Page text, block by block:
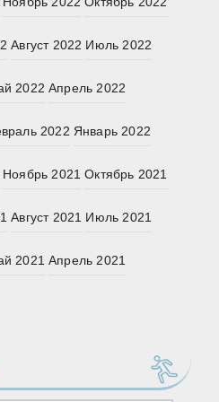
Август 2022 Июль 2022
2022 Апрель 2022
2022 Январь 2022
Ноябрь 2021 Октябрь 2021
Август 2021 Июль 2021
2021 Апрель 2021